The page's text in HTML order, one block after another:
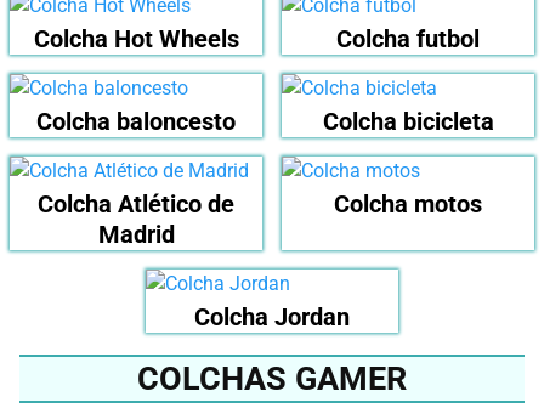
Colcha Hot Wheels Colcha futbol
Colcha baloncesto Colcha bicicleta
Colcha Atlético de
Madrid
Colcha motos
Colcha Jordan
COLCHAS GAMER